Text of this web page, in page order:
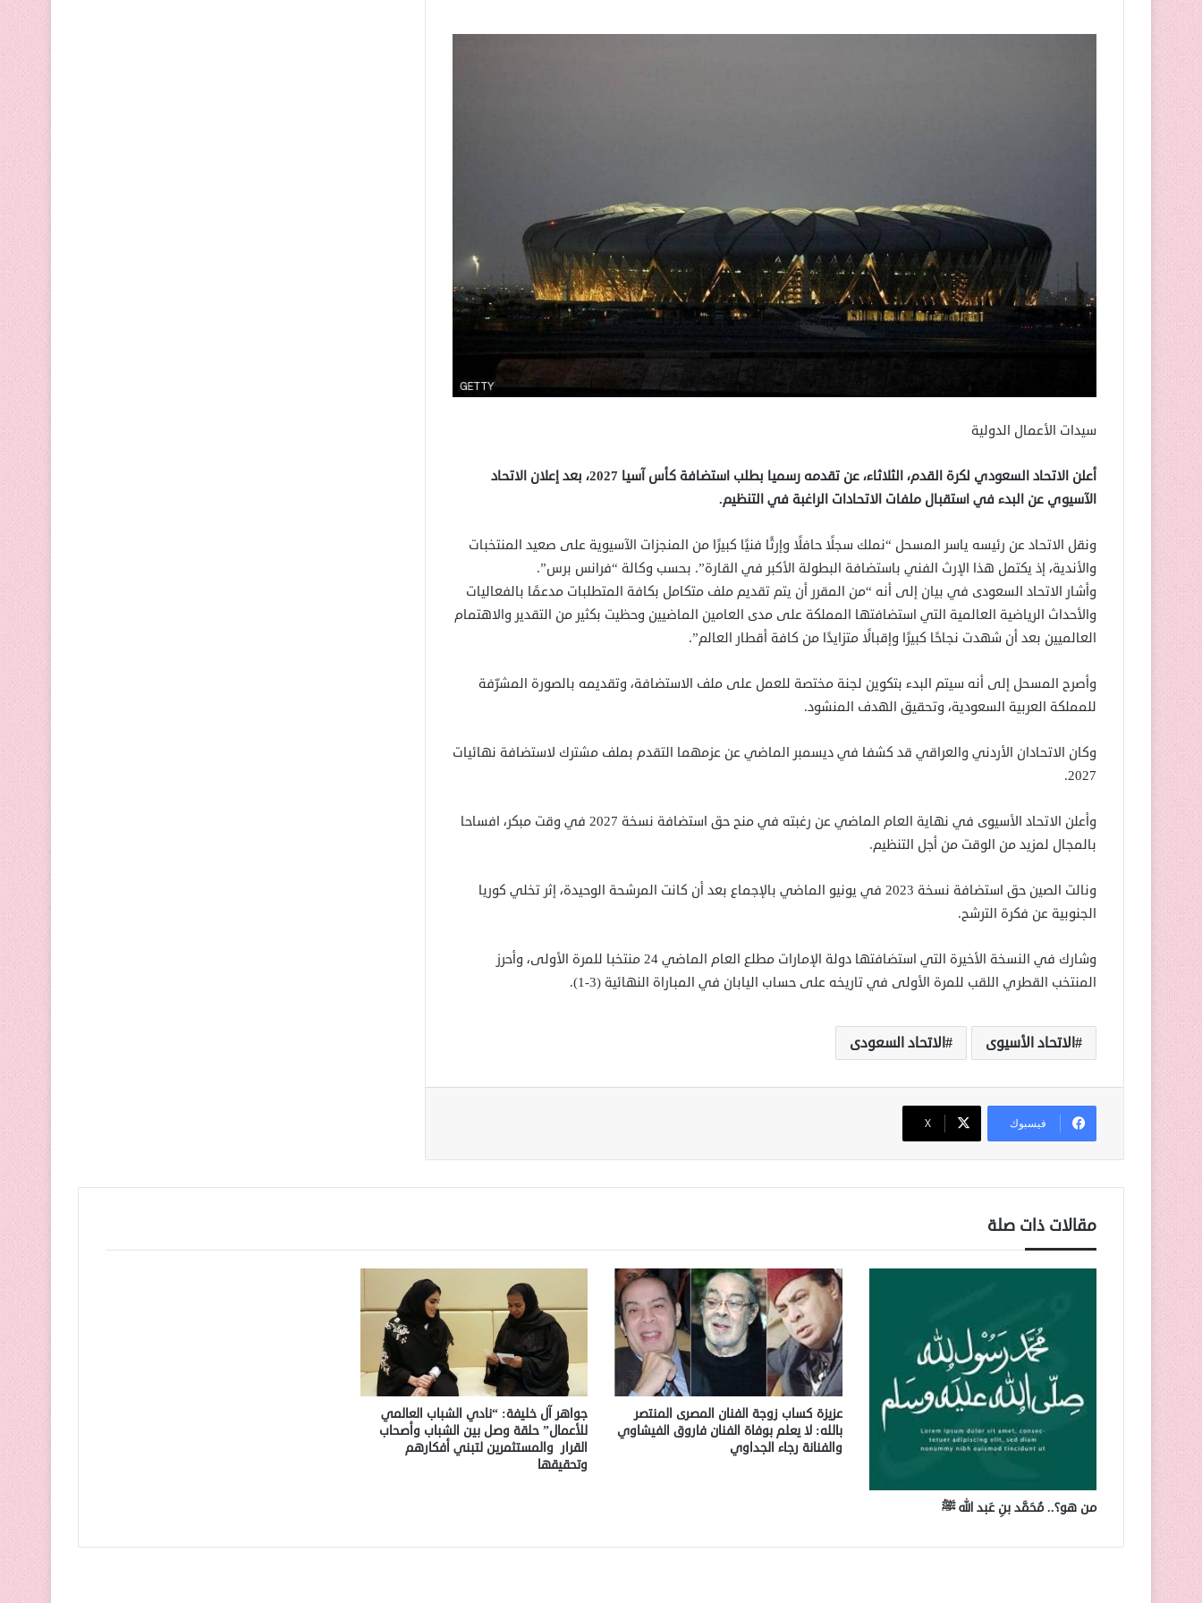
سيدات الأعمال الدولية
أعلن الاتحاد السعودي لكرة القدم، الثلاثاء، عن تقدمه رسميا بطلب استضافة كأس آسيا 2027، بعد إعلان الاتحاد
الآسيوي عن البدء في استقبال ملفات الاتحادات الراغبة في التنظيم.
ونقل الاتحاد عن رئيسه ياسر المسحل “نملك سجلًا حافلًا وإرثًا فنيًا كبيرًا من المنجزات الآسيوية على صعيد المنتخبات
والأندية، إذ يكتمل هذا الإرث الفني باستضافة البطولة الأكبر في القارة”. بحسب وكالة “فرانس برس”.
وأشار الاتحاد السعودى في بيان إلى أنه “من المقرر أن يتم تقديم ملف متكامل بكافة المتطلبات مدعمًا بالفعاليات
والأحداث الرياضية العالمية التي استضافتها المملكة على مدى العامين الماضيين وحظيت بكثير من التقدير والاهتمام
العالميين بعد أن شهدت نجاحًا كبيرًا وإقبالًا متزايدًا من كافة أقطار العالم”.
وأصرح المسحل إلى أنه سيتم البدء بتكوين لجنة مختصة للعمل على ملف الاستضافة، وتقديمه بالصورة المشرّفة
للمملكة العربية السعودية، وتحقيق الهدف المنشود.
وكان الاتحادان الأردني والعراقي قد كشفا في ديسمبر الماضي عن عزمهما التقدم بملف مشترك لاستضافة نهائيات
2027.
وأعلن الاتحاد الأسيوى في نهاية العام الماضي عن رغبته في منح حق استضافة نسخة 2027 في وقت مبكر، افساحا
بالمجال لمزيد من الوقت من أجل التنظيم.
ونالت الصين حق استضافة نسخة 2023 في يونيو الماضي بالإجماع بعد أن كانت المرشحة الوحيدة، إثر تخلي كوريا
الجنوبية عن فكرة الترشح.
وشارك في النسخة الأخيرة التي استضافتها دولة الإمارات مطلع العام الماضي 24 منتخبا للمرة الأولى، وأحرز
المنتخب القطري اللقب للمرة الأولى في تاريخه على حساب اليابان في المباراة النهائية (3-1).
الاتحاد الأسيوى الاتحاد السعودى
فيسبوك ‫X
مقالات ذات صلة
من هو؟.. مُحَمَّد بنِ عَبد الله ﷺ
عزيزة كساب زوجة الفنان المصرى المنتصر
بالله: لا يعلم بوفاة الفنان فاروق الفيشاوي
والفنانة رجاء الجداوي
جواهر آل خليفة: “نادي الشباب العالمي
للأعمال” حلقة وصل بين الشباب وأصحاب
القرار والمستثمرين لتبني أفكارهم
وتحقيقها